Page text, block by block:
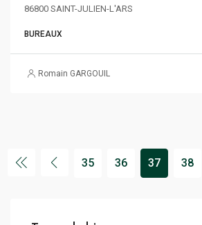
86800 SAINT-JULIEN-L'ARS
BUREAUX
Romain GARGOUIL
35 36 37 38